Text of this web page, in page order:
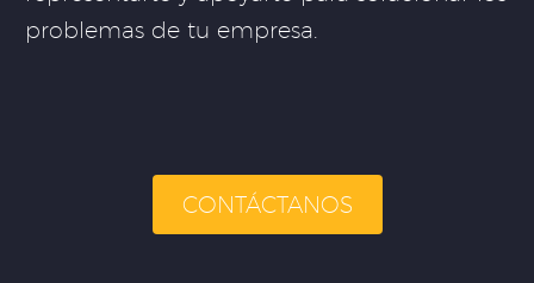
problemas de tu empresa.
CONTÁCTANOS